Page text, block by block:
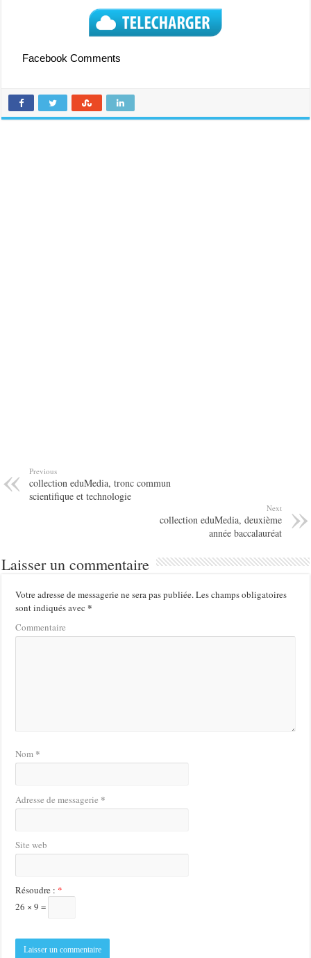
Facebook Comments
Previous
collection eduMedia, tronc commun
scientifique et technologie
Next
collection eduMedia, deuxième
année baccalauréat
Laisser un commentaire
Votre adresse de messagerie ne sera pas publiée.Les champs obligatoires
sont indiqués avec*
Commentaire
Nom *
Adresse de messagerie *
Site web
Résoudre : *
26 × 9 =